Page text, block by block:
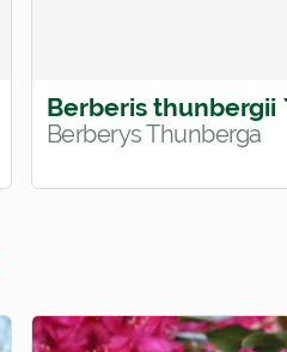
Berberis thunbergii
Berberys Thunberga